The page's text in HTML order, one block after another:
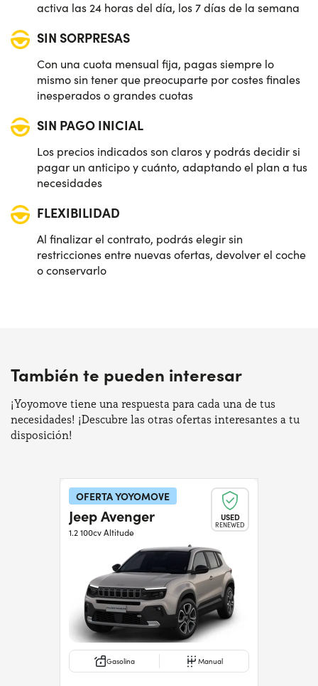
activa las 24 horas del día, los 7 días de la semana
SIN SORPRESAS
Con una cuota mensual fija, pagas siempre lo
mismo sin tener que preocuparte por costes finales
inesperados o grandes cuotas
SIN PAGO INICIAL
Los precios indicados son claros y podrás decidir si
pagar un anticipo y cuánto, adaptando el plan a tus
necesidades
FLEXIBILIDAD
Al finalizar el contrato, podrás elegir sin
restricciones entre nuevas ofertas, devolver el coche
o conservarlo
También te pueden interesar
¡Yoyomove tiene una respuesta para cada una de tus
necesidades! ¡Descubre las otras ofertas interesantes a tu
disposición!
OFERTA YOYOMOVE
USED
RENEWED
Jeep Avenger
1.2 100cv Altitude
Gasolina Manual